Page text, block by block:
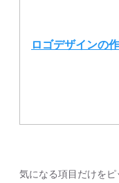
ロゴデザインの
気になる項目だけを